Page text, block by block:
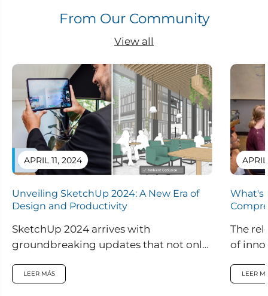
From Our Community
View all
APRIL 11, 2024
Unveiling SketchUp 2024: A New Era of
Design and Productivity
SketchUp 2024 arrives with
groundbreaking updates that not only
application but also introduce
LEER MÁS
What's
The
of
LEER